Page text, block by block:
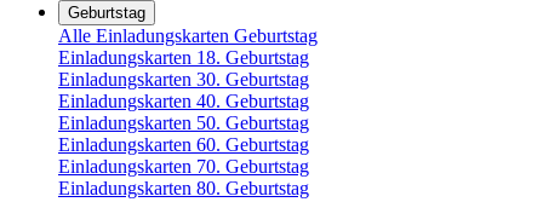
Geburtstag
Alle Einladungskarten Geburtstag
Einladungskarten 18. Geburtstag
Einladungskarten 30. Geburtstag
Einladungskarten 40. Geburtstag
Einladungskarten 50. Geburtstag
Einladungskarten 60. Geburtstag
Einladungskarten 70. Geburtstag
Einladungskarten 80. Geburtstag